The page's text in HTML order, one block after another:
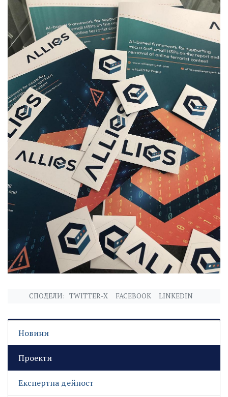
СПОДЕЛИ: TWITTER-X FACEBOOK LINKEDIN
Новини
Проекти
Експертна дейност